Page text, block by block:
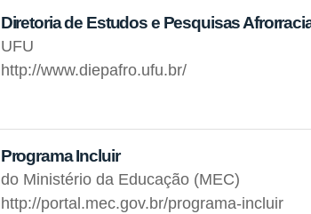
Diretoria de Estudos e Pesquisas
UFU
http://www.diepafro.ufu.br/
Programa Incluir
do Ministério da Educação (MEC)
http://portal.mec.gov.br/programa-incluir